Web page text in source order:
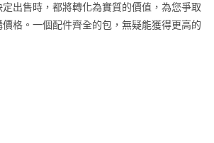
出售時，都將轉化為實質的價值，為您爭取
格。一個配件齊全的包，無疑能獲得更高的